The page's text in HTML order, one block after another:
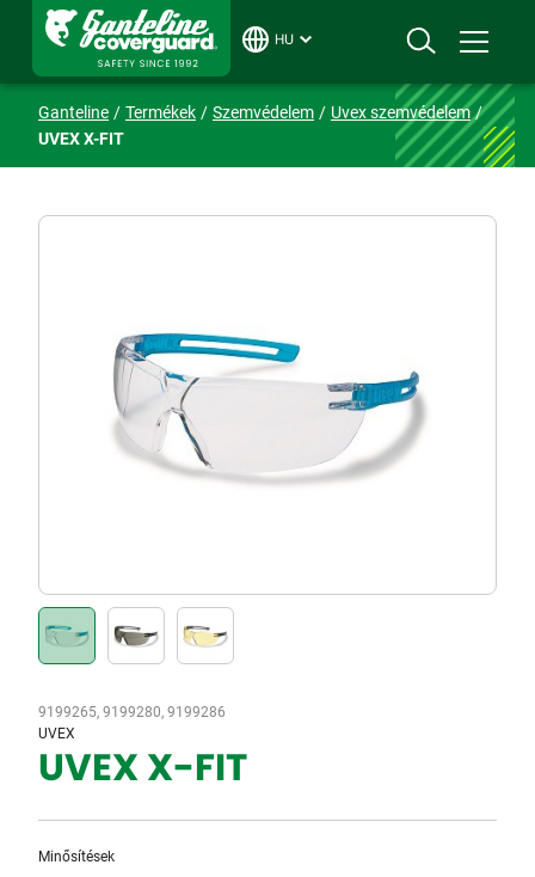
HU
Ganteline Termékek Szemvédelem
Uvex szemvédelem
UVEX X-FIT
9199265, 9199280, 9199286
UVEX
UVEX X-FIT
Minősítések